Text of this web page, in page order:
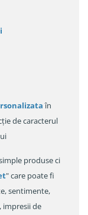
în
de caracterul
produse ci
" care poate fi
sentimente,
impresii de